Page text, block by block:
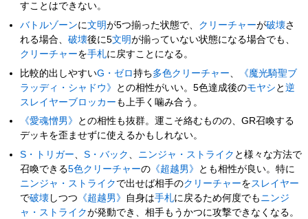
すことはできない。
バトルゾーンに文明が5つ揃った状態で、 クリーチャーが破壊さ
れる場合、破壊後に5文明が揃っていない状態になる場合でも、
クリーチャーを手札に戻すことになる。
比較的出しやすいG・ゼロ持ち多色クリーチャー
《魔光騎聖ブ
ラッディ・シャドウ》
との相性がいい。5色達成後のモヤシ と逆
スレイヤーブロッカー も上手く噛み合う。
《愛魂憎男》
との相性も抜群。運こそ絡むものの、GR召喚する
デッキを歪ませずに使えるかもしれない。
S・トリガー、S・バック 、 ニンジャ・ストライク と様々な方法で
召喚できる5色クリーチャーの 《超越男》
とも相性が良い。特に
ニンジャ・ストライク で出せば相手のクリーチャーをスレイヤー
で破壊 しつつ 《超越男》 自身は手札に戻るため何度でも ニンジ
ャ・ストライクが発動でき、相手もうかつに攻撃できなくなる。